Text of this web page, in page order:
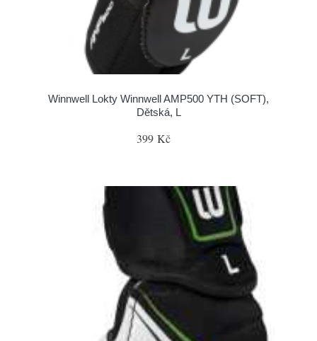
Winnwell Lokty Winnwell AMP500 YTH (SOFT),
Dětská, L
399 Kč